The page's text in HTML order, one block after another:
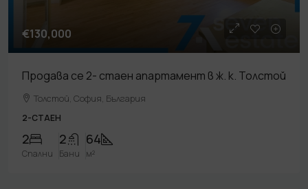
€130,000
Продава се 2- стаен апартамент в ж. к. Толстой
Толстой, София, България
2-СТАЕН
2
Спални
2
Бани
64
м²